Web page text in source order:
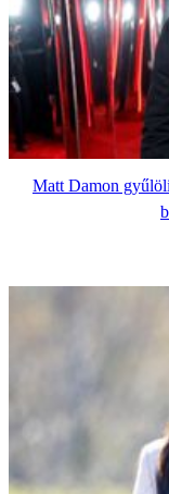
Matt Damon